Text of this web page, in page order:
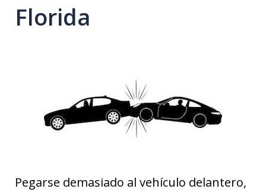
Florida
Pegarse demasiado al vehículo delantero,